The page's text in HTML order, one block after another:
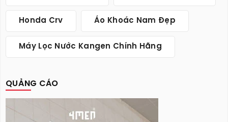
Honda Crv Áo Khoác Nam Đẹp
Máy Lọc Nước Kangen Chính Hãng
QUẢNG CÁO